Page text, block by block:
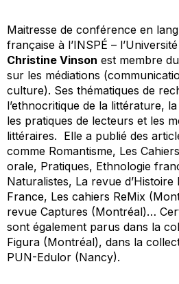
Maitresse de conférence en
française à l’INSPÉ –
Christine Vinson est membre
sur les médiations
culture). Ses thématiques de
l’ethnocritique de la littérature,
les pratiques de lecteurs et les
littéraires. Elle a publié des
comme Romantisme, Les
orale, Pratiques, Ethnologie
Naturalistes, La revue
France, Les cahiers ReMix
revue Captures (Montréal)…
sont également parus dans la
Figura (Montréal), dans la
PUN-Edulor (Nancy).